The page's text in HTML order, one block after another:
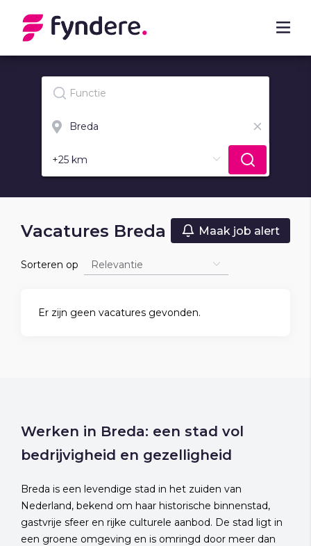
Vacatures Breda Maak job alert
Sorteren op
Er zijn geen vacatures gevonden.
Werken in Breda: een stad vol
bedrijvigheid en gezelligheid
Breda is een levendige stad in het zuiden van
Nederland, bekend om haar historische binnenstad,
gastvrije sfeer en rijke culturele aanbod. De stad ligt in
een groene omgeving en is omringd door meer dan